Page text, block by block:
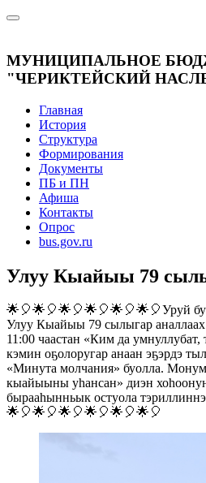
МУНИЦИПАЛЬНОЕ
"ЧЕРИКТЕЙСКИЙ
Главная
История
Структура
Формирования
Документы
ПБ и ПН
Афиша
Контакты
Опрос
bus.gov.ru
Улуу Кыайыы 79
🌟🎈🌟🎈🌟🎈🌟🎈🌟🎈🌟🎈Уруй
Улуу Кыайыы 79 сылыгар аналлаах
11:00 чаастан «Ким да
кэмин оҕолоругар анаан эҕэрдэ
«Минута молчания» буолла.
кыайыыны уһансан» диэн
бырааһынньык остуола
🌟🎈🌟🎈🌟🎈🌟🎈🌟🎈🌟🎈